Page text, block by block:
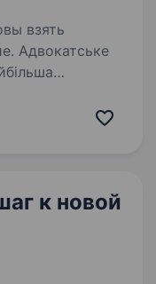
взять
в якості
к новой